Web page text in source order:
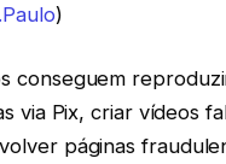
)
conseguem
via Pix, criar vídeos
páginas